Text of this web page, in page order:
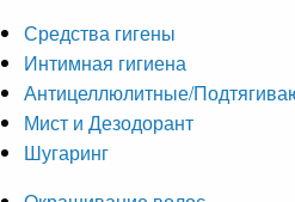
Средства гигены
Интимная гигиена
Антицеллюлитные/
Мист и Дезодорант
Шугаринг